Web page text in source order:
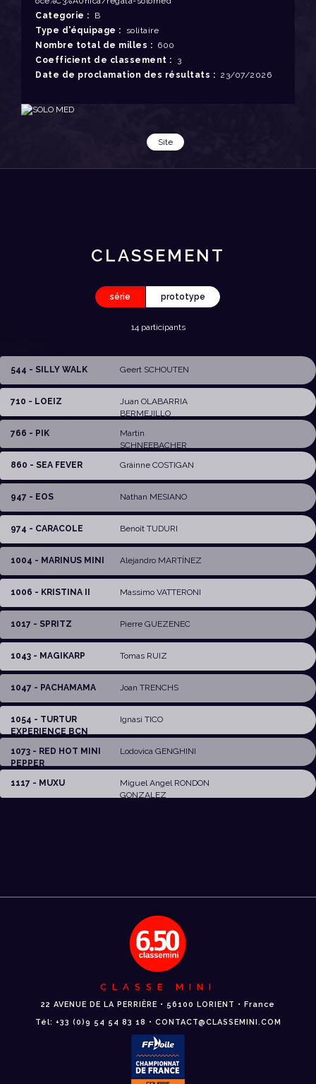
Categorie : B
Type d'équipage : solitaire
Nombre total de milles : 600
Coefficient de classement : 3
Date de proclamation des résultats : 23/07/2026
Site
CLASSEMENT
série prototype
14 participants
544 - SILLY WALK Geert SCHOUTEN
710 - LOEIZ
Juan OLABARRIA
BERMEJILLO
766 - PIK
Martin
SCHNEEBACHER
860 - SEA FEVER
Gráinne COSTIGAN
947 - EOS Nathan MESIANO
974 - CARACOLE Benoît TUDURI
1004 - MARINUS MINI Alejandro MARTÍNEZ
1006 - KRISTINA II Massimo VATTERONI
1017 - SPRITZ Pierre GUEZENEC
1043 - MAGIKARP Tomas RUIZ
1047 - PACHAMAMA Joan TRENCHS
1054 - TURTUR
EXPERIENCE BCN
Ignasi TICO
1073 - RED HOT MINI
PEPPER
Lodovica GENGHINI
1117 - MUXU
Miguel Angel RONDON
GONZALEZ
CLASSE MINI
22 AVENUE DE LA PERRIÈRE • 56100 LORIENT • France
Tél: +33 (0)9 54 54 83 18 • CONTACT@CLASSEMINI.COM